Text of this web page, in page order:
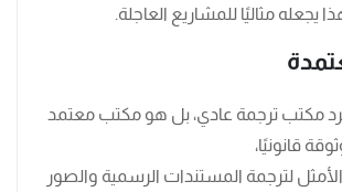
يجعله مثاليًا للمشاريع العاجلة.
مكتب ترجمة عادي، بل هو مكتب معتمد
قانونيًا،
الأمثل لترجمة المستندات الرسمية والصور